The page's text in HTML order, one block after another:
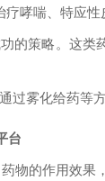
哮喘、特应
的策略。这
过雾化给药等
台
物的作用效果